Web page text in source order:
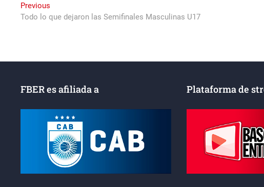
Navegación
de
Previous
post:
Todo lo que dejaron las Semifinales Masculinas U17
FBER es afiliada a Plataforma de